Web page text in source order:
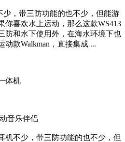
少，带三防功能的也不少，但能游
你喜欢水上运动，那么这款WS413
防和水下使用外，在海水环境下也
动款Walkman，直接集成 ...
体机
音乐伴侣
机不少，带三防功能的也不少，但